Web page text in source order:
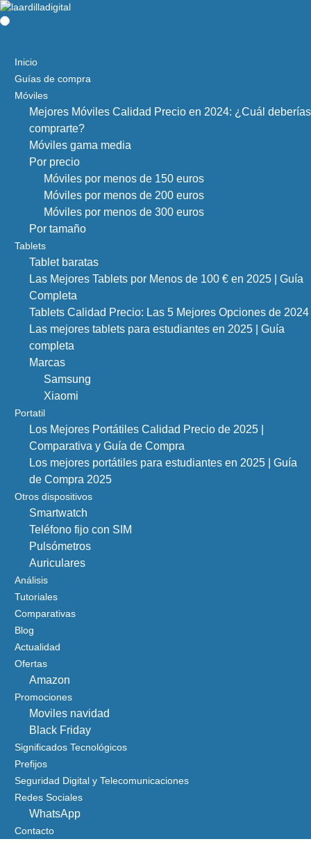
Inicio
Guías de compra
Móviles
Mejores Móviles Calidad Precio en 2024: ¿Cuál deberías
comprarte?
Móviles gama media
Por precio
Móviles por menos de 150 euros
Móviles por menos de 200 euros
Móviles por menos de 300 euros
Por tamaño
Tablets
Tablet baratas
Las Mejores Tablets por Menos de 100 € en 2025 | Guía
Completa
Tablets Calidad Precio: Las 5 Mejores Opciones de 2024
Las mejores tablets para estudiantes en 2025 | Guía
completa
Marcas
Samsung
Xiaomi
Portatil
Los Mejores Portátiles Calidad Precio de 2025 |
Comparativa y Guía de Compra
Los mejores portátiles para estudiantes en 2025 | Guía
de Compra 2025
Otros dispositivos
Smartwatch
Teléfono fijo con SIM
Pulsómetros
Auriculares
Análisis
Tutoriales
Comparativas
Blog
Actualidad
Ofertas
Amazon
Promociones
Moviles navidad
Black Friday
Significados Tecnológicos
Prefijos
Seguridad Digital y Telecomunicaciones
Redes Sociales
WhatsApp
Contacto